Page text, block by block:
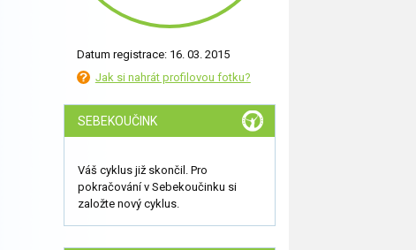
Datum registrace: 16. 03. 2015
Jak si nahrát profilovou fotku?
SEBEKOUČINK
Váš cyklus již skončil. Pro
pokračování v Sebekoučinku si
založte nový cyklus.